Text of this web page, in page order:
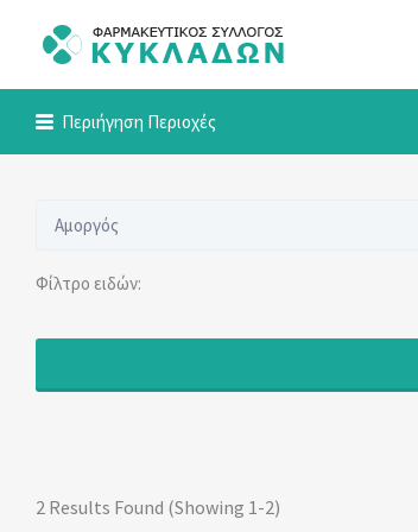
Φαρμακευτικός Σύλλογος Κυκλάδων
Αναζήτηση
για:
Περιήγηση Περιοχές
Αμοργός
Φίλτρο ειδών:
2 Results Found (Showing 1-2)